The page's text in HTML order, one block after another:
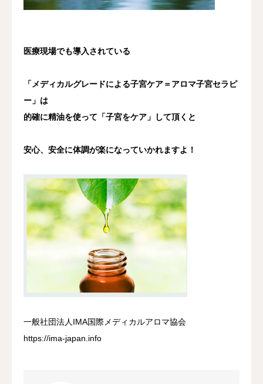
医療現場でも導入されている
「メディカルグレードによる子宮ケア＝アロマ子宮セラピ
ー」は
的確に精油を使って「子宮をケア」して頂くと
安心、安全に体調が楽になっていかれますよ！
一般社団法人IMA国際メディカルアロマ協会
https://ima-japan.info